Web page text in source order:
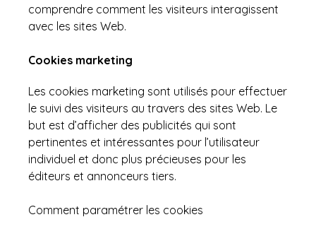
comprendre comment les visiteurs interagissent
avec les sites Web.
Cookies marketing
Les cookies marketing sont utilisés pour effectuer
le suivi des visiteurs au travers des sites Web. Le
but est d’afficher des publicités qui sont
pertinentes et intéressantes pour l’utilisateur
individuel et donc plus précieuses pour les
éditeurs et annonceurs tiers.
Comment paramétrer les cookies